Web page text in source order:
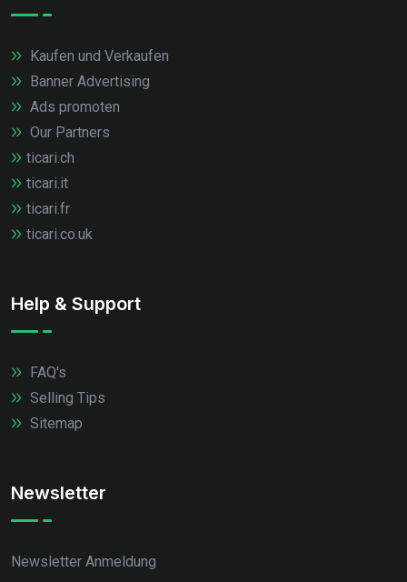
Kaufen und Verkaufen
Banner Advertising
Ads promoten
Our Partners
ticari.ch
ticari.it
ticari.fr
ticari.co.uk
Help & Support
FAQ's
Selling Tips
Sitemap
Newsletter
Newsletter Anmeldung